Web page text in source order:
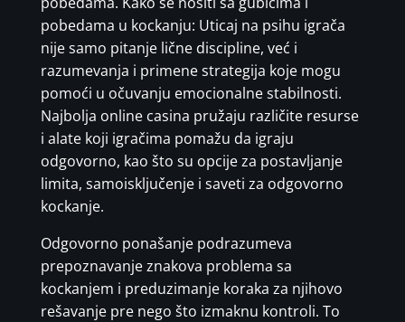
pobedama u kockanju: Uticaj na psihu igrača
nije samo pitanje lične discipline, već i
razumevanja i primene strategija koje mogu
pomoći u očuvanju emocionalne stabilnosti.
Najbolja online casina pružaju različite resurse
i alate koji igračima pomažu da igraju
odgovorno, kao što su opcije za postavljanje
limita, samoisključenje i saveti za odgovorno
kockanje.
Odgovorno ponašanje podrazumeva
prepoznavanje znakova problema sa
kockanjem i preduzimanje koraka za njihovo
rešavanje pre nego što izmaknu kontroli. To